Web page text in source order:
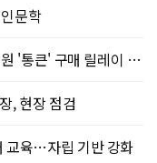
문학
큰' 구매 릴레이 동참
, 현장 점검
교육…자립 기반 강화